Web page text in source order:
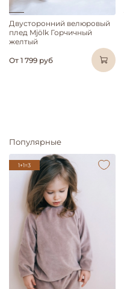
Двусторонний велюровый
плед Mjölk Горчичный
желтый
От 1 799 руб
Популярные
1+1=3